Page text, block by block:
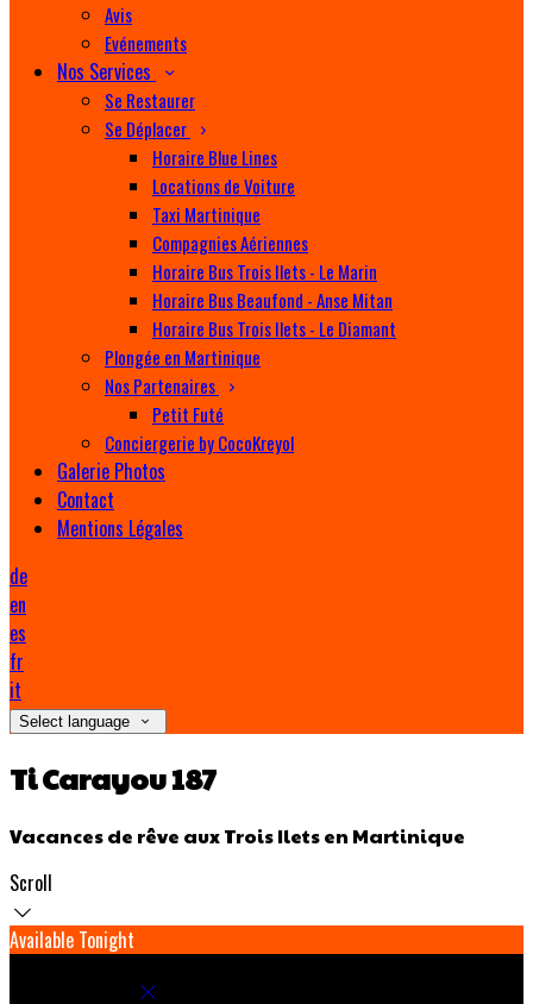
Avis
Evénements
Nos Services
Se Restaurer
Se Déplacer
Horaire Blue Lines
Locations de Voiture
Taxi Martinique
Compagnies Aériennes
Horaire Bus Trois Ilets - Le Marin
Horaire Bus Beaufond - Anse Mitan
Horaire Bus Trois Ilets - Le Diamant
Plongée en Martinique
Nos Partenaires
Petit Futé
Conciergerie by CocoKreyol
Galerie Photos
Contact
Mentions Légales
de
en
es
fr
it
Select language
Ti Carayou 187
Vacances de rêve aux Trois Ilets en Martinique
Scroll
Available Tonight